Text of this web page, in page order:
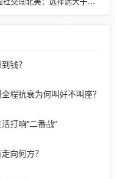
钱？
程抗衰为何叫好不叫座？
打响“二番战”
向何方？